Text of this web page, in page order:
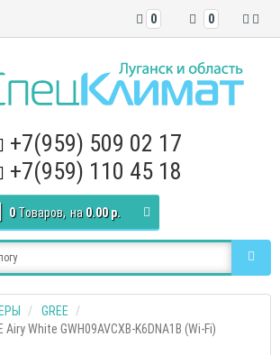
0
0
+7(959) 509 02 17
+7(959) 110 45 18
0 Tоваров, на 0.00 р.
GREE
Airy White GWH09AVCXB-K6DNA1B (Wi-Fi)